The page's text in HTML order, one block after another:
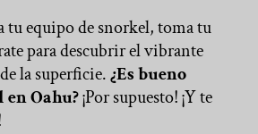
tu equipo de snorkel, toma tu
para descubrir el vibrante
la superficie.¿Es bueno
Oahu?¡Por supuesto! ¡Y te